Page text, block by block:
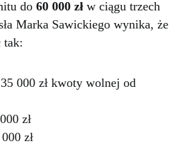
do 60 000 zł w ciągu trzech
Marka Sawickiego wynika, że
tak:
35 000 zł kwoty wolnej od
zł
zł